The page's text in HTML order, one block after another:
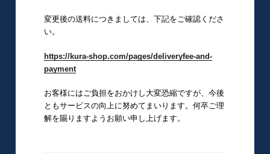
変更後の送料につきましては、下記をご確認くださ
い。
https://kura-shop.com/pages/deliveryfee-and-
payment
お客様にはご負担をおかけし大変恐縮ですが、今後
ともサービスの向上に努めてまいります。何卒ご理
解を賜りますようお願い申し上げます。